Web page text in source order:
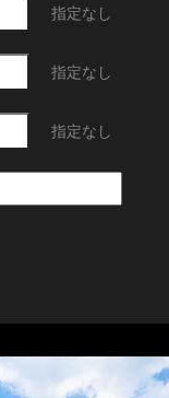
指定なし
指定なし
指定なし